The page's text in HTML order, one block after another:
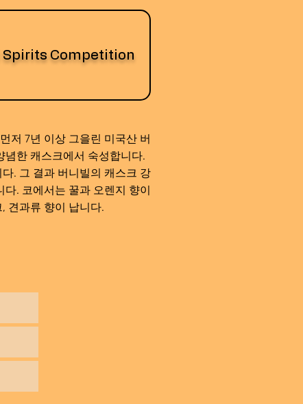
Spirits Competition
저 7년 이상 그을린 미국산 버
한 캐스크에서 숙성합니다.
. 그 결과 버니빌의 캐스크 강
. 코에서는 꿀과 오렌지 향이
견과류 향이 납니다.